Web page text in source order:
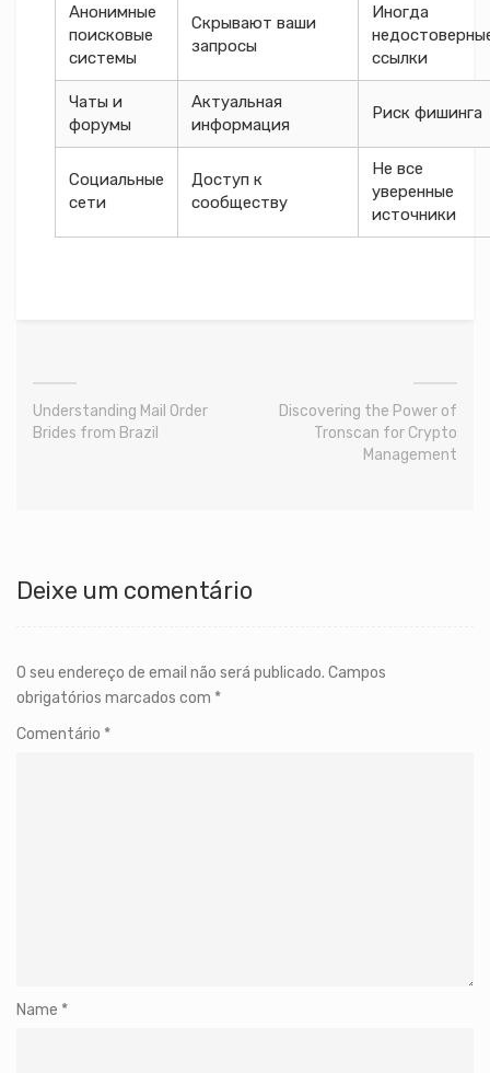
Анонимные
поисковые
системы
Скрывают ваши
запросы
Иногда
ссылки
Чаты и
форумы
Актуальная
информация
Риск фишинга
Социальные
сети
Доступ к
сообществу
Не все
уверенные
источники
Understanding Mail Order
Brides from Brazil
Discovering the Power of
Tronscan for Crypto
Management
Deixe um comentário
O seu endereço de email não será publicado. Campos
obrigatórios marcados com *
Comentário *
Name *